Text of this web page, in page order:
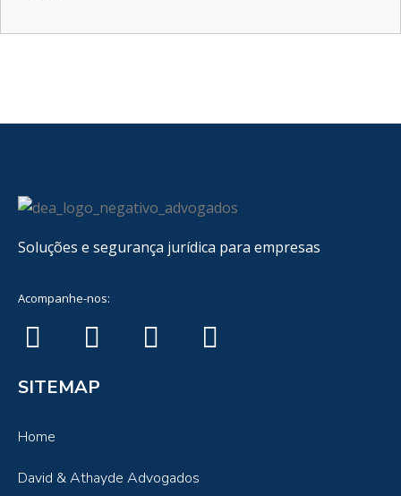
Soluções e segurança jurídica para empresas
Acompanhe-nos:
SITEMAP
Home
David & Athayde Advogados